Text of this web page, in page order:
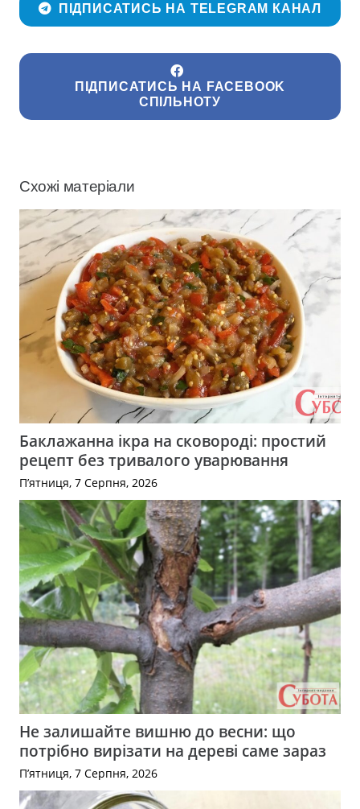
ПІДПИСАТИСЬ НА TELEGRAM КАНАЛ
ПІДПИСАТИСЬ НА FACEBOOK
СПІЛЬНОТУ
Схожі матеріали
Баклажанна ікра на сковороді: простий
рецепт без тривалого уварювання
П’ятниця, 7 Серпня, 2026
Не залишайте вишню до весни: що
потрібно вирізати на дереві саме зараз
П’ятниця, 7 Серпня, 2026